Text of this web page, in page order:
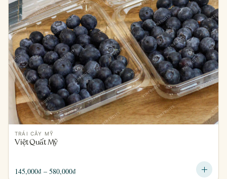
TRÁI CÂY MỸ
Việt Quất Mỹ
145,000₫ – 580,000₫